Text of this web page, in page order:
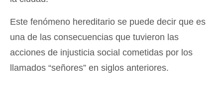
Este fenómeno hereditario se puede decir que es
una de las consecuencias que tuvieron las
acciones de injusticia social cometidas por los
llamados “señores” en siglos anteriores.